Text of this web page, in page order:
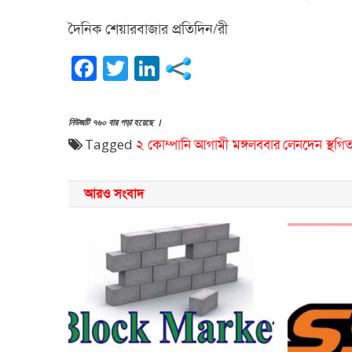
দৈনিক শেয়ারবাজার প্রতিদিন/রী
Facebook
TwitterLinkedIn
নিউজটি ৭৬০ বার পড়া হয়েছে ।
Tagged ২ কোম্পানিআগামী মঙ্গলববারলেনদেন
আরও সংবাদ